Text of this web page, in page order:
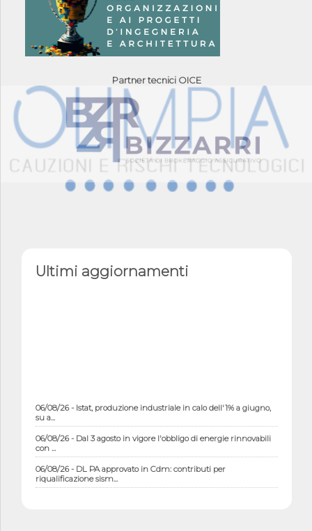
Partner tecnici OICE
Ultimi aggiornamenti
06/08/26 - Istat, produzione industriale in calo dell'1% a giugno,
su a...
06/08/26 - Dal 3 agosto in vigore l'obbligo di energie rinnovabili
con ...
06/08/26 - DL PA approvato in Cdm: contributi per
riqualificazione sism...